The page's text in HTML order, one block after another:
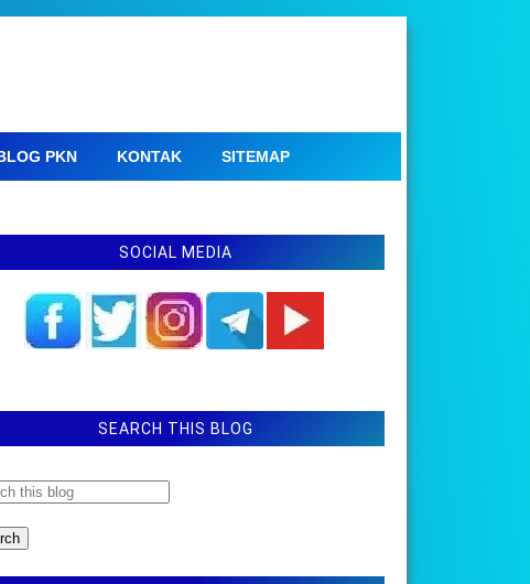
PKN KONTAK SITEMAP
SOCIAL MEDIA
SEARCH THIS BLOG